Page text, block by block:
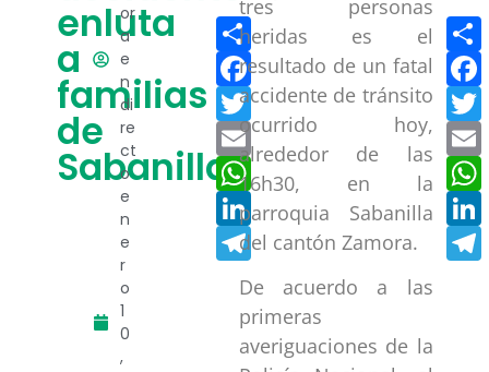
enluta
a
familias
de
Sabanilla
or
a
e
n
di
re
ct
o
e
n
e
r
o
1
0
,
Compartir
Facebook
Twitter
Email
WhatsApp
LinkedIn
Telegram
tres personas
heridas es el
resultado de un fatal
accidente de tránsito
ocurrido hoy,
alrededor de las
16h30, en la
parroquia Sabanilla
del cantón Zamora.
De acuerdo a las
primeras
averiguaciones de la